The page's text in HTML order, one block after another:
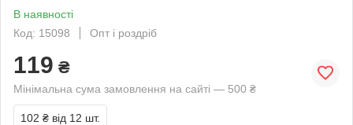
В наявності
Код: 15098
Опт і роздріб
119 ₴
Мінімальна сума замовлення на сайті — 500 ₴
102 ₴ від 12 шт.